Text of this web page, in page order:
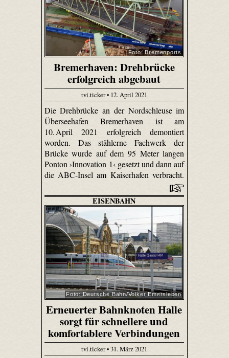
Foto: Bremenports
Bremerhaven: Drehbrücke
erfolgreich abgebaut
tvi.ticker • 12. April 2021
Die Drehbrücke an der Nordschleuse im
Überseehafen Bremerhaven ist am
10. April 2021 erfolgreich demontiert
worden. Das stählerne Fachwerk der
Brücke wurde auf dem 95 Meter langen
Ponton ›Innovation 1‹ gesetzt und dann auf
die ABC-Insel am Kaiserhafen verbracht.
EISENBAHN
Foto: Deutsche Bahn/Volker Emersleben
Erneuerter Bahnknoten Halle
sorgt für schnellere und
komfortablere Verbindungen
tvi.ticker • 31. März 2021